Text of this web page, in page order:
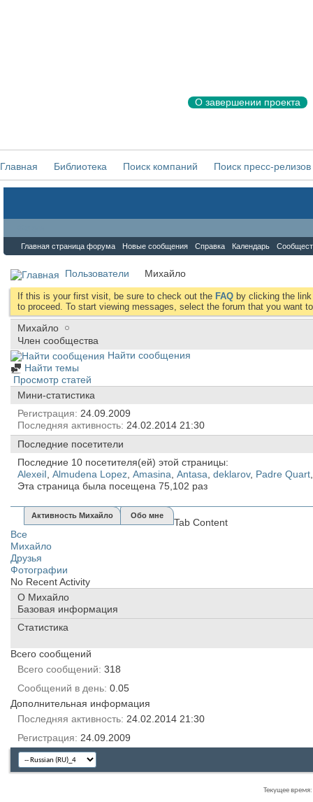
О завершении проекта
Главная Библиотека Поиск компаний Поиск пресс-релизов
Главная страница форума Новые сообщения Справка Календарь
Пользователи Михайло
If this is your first visit, be sure to check out the FAQ by clicking the
to proceed. To start viewing messages, select the forum that you want
Михайло
Член сообщества
Найти сообщения
Найти темы
Просмотр статей
Мини-статистика
Регистрация
24.09.2009
Последняя активность 24.02.2014 21:30
Последние посетители
Последние 10 посетителя(ей) этой страницы:
AlexeiI Almudena Lopez Amasina Antasa deklarov, Padre Quart
Эта страница была посещена 75,102 раз
Активность Михайло Обо мне
Tab Content
Все
Михайло
Друзья
Фотографии
No Recent Activity
О Михайло
Базовая информация
Статистика
Всего сообщений
Всего сообщений 318
Сообщений в день 0.05
Дополнительная информация
Последняя активность 24.02.2014 21:30
Регистрация
24.09.2009
Текущее время: